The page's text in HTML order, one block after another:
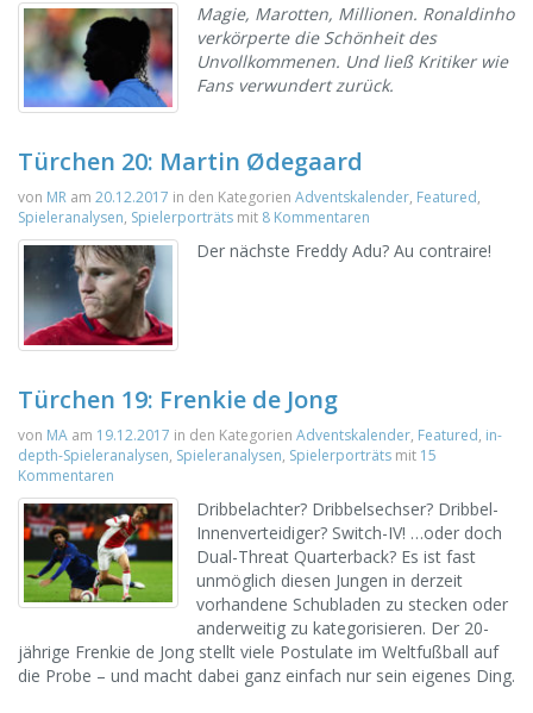
Magie, Marotten, Millionen. Ronaldinho
verkörperte die Schönheit des
Unvollkommenen. Und ließ Kritiker wie
Fans verwundert zurück.
Türchen 20: Martin Ødegaard
von MR am 20.12.2017 in den Kategorien Adventskalender, Featured,
Spieleranalysen, Spielerporträts mit 8 Kommentaren
Der nächste Freddy Adu? Au contraire!
Türchen 19: Frenkie de Jong
von MA am 19.12.2017 in den Kategorien Adventskalender, Featured, in-
depth-Spieleranalysen, Spieleranalysen, Spielerporträts mit 15
Kommentaren
Dribbelachter? Dribbelsechser? Dribbel-
Innenverteidiger? Switch-IV! …oder doch
Dual-Threat Quarterback? Es ist fast
unmöglich diesen Jungen in derzeit
vorhandene Schubladen zu stecken oder
anderweitig zu kategorisieren. Der 20-
jährige Frenkie de Jong stellt viele Postulate im Weltfußball auf
die Probe – und macht dabei ganz einfach nur sein eigenes Ding.